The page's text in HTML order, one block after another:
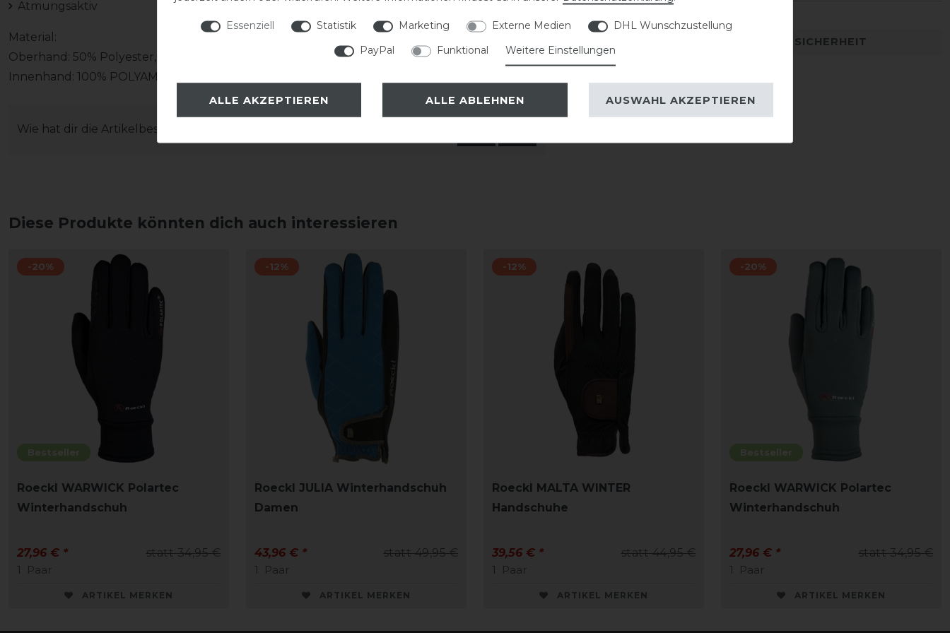
Atmungsaktiv
Material:
Oberhand: 50% Polyester, 48% Polyamid, 2% Elasthan
Innenhand: 100% POLYAMID-FUTTER: 100% POLYESTER
Wie hat dir die Artikelbeschreibung gefallen?
DETAILS ZUR PRODUKTSICHERHEIT
Diese Produkte könnten dich auch interessieren
Bestseller
-20%
Roeckl WARWICK Polartec
Winterhandschuh
statt 34,95 €
27,96 € *
1
Paar
ARTIKEL MERKEN
-12%
Roeckl JULIA Winterhandschuh
Damen
statt 49,95 €
43,96 € *
1
Paar
ARTIKEL MERKEN
-12%
Roeckl MALTA WINTER
Handschuhe
statt 44,95 €
39,56 € *
1
Paar
ARTIKEL MERKEN
Bestseller
-20%
Roeckl WARWICK Polartec
Winterhandschuh
statt 34,95 €
27,96 € *
1
Paar
ARTIKEL MERKEN
Essenziell Statistik Marketing Externe Medien
DHL Wunschzustellung
PayPal
Funktional Weitere Einstellungen
ALLE AKZEPTIEREN ALLE ABLEHNEN AUSWAHL AKZEPTIEREN